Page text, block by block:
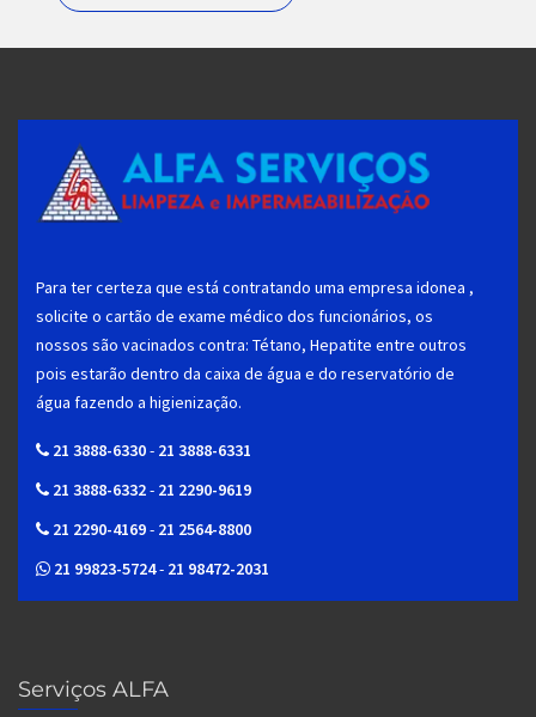
Para ter certeza que está contratando uma empresa idonea ,
solicite o cartão de exame médico dos funcionários, os
nossos são vacinados contra: Tétano, Hepatite entre outros
pois estarão dentro da caixa de água e do reservatório de
água fazendo a higienização.
21 3888-6330- 21 3888-6331
21 3888-6332- 21 2290-9619
21 2290-4169- 21 2564-8800
21 99823-5724- 21 98472-2031
Serviços ALFA